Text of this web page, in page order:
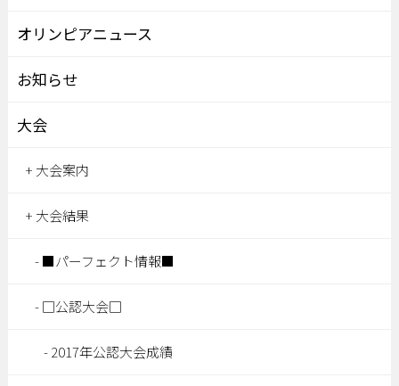
オリンピアニュース
お知らせ
大会
大会案内
大会結果
■パーフェクト情報■
□公認大会□
2017年公認大会成績